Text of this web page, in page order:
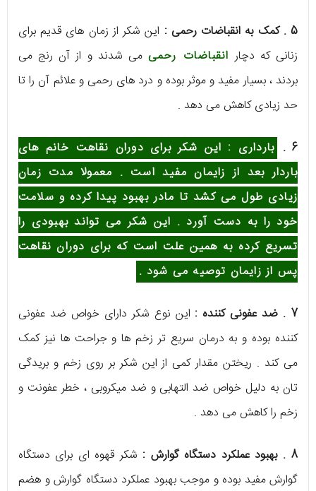
5 . کمک به انقباضات رحمی :
این شکر از زمان های قدیم برای
زنانی که دچار انقباضات رحمی می شدند و از آن رنج می
بردند ، بسیار مفید و موثر بوده و درد های رحمی و علائم آن را تا
حد زیادی کاهش می دهد .
6 . بارداری : این شکر برای دوران نقاهت خانم های
باردار بعد از زایمان مفید است . معمولا مدت زمان
زیادی طول می کشد تا مادر بهبود پیدا کرده و سلامت
خود را به دست آورد . این شکر می تواند بهبودی را
تسریع کرده به همین علت است که برای دوران نقاهت
پس از زایمان توصیه می شود .
7 . ضد عفونی کننده :
این نوع شکر دارای خواص ضد عفونی
کننده بوده و به درمان سریع تر زخم ها و جراحت ها نیز کمک
می کند . ریختن مقدار کمی از این شکر بر روی زخم و بریدگی
تان به دلیل خواص ضد التهابی و ضد میکروبی ، خطر عفونت و
زخم را کاهش می دهد .
8 . بهبود عملکرد دستگاه گوارش :
شکر قهوه ای برای دستگاه
گوارش مفید بوده و موجب بهبود عملکرد دستگاه گوارش و هضم